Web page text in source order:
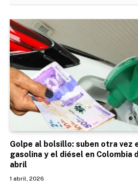
Golpe al bolsillo: suben otra vez
gasolina y el diésel en Colombia
abril
1 abril, 2026